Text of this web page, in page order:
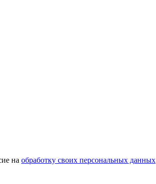
на обработку своих персональных данных